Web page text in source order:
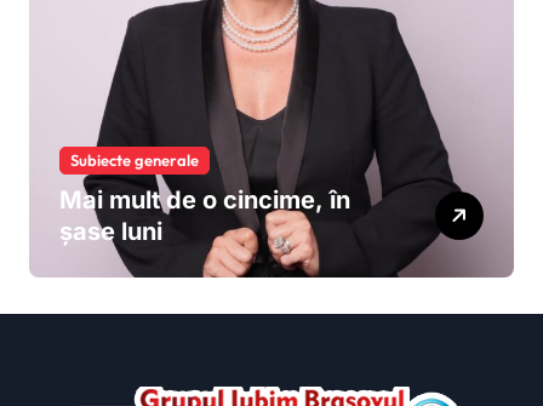
leasingului operațional în
România
Subiecte generale
Mai mult de o cincime, în
șase luni